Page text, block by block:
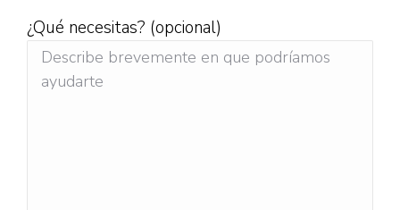
¿Qué necesitas? (opcional)